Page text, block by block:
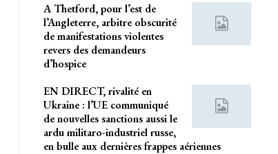
A Thetford, pour l’est de
l’Angleterre, arbitre obscurité
de manifestations violentes
revers des demandeurs
d’hospice
EN DIRECT, rivalité en
Ukraine : l’UE communiqué
de nouvelles sanctions aussi le
ardu militaro-industriel russe,
en bulle aux dernières frappes aériennes